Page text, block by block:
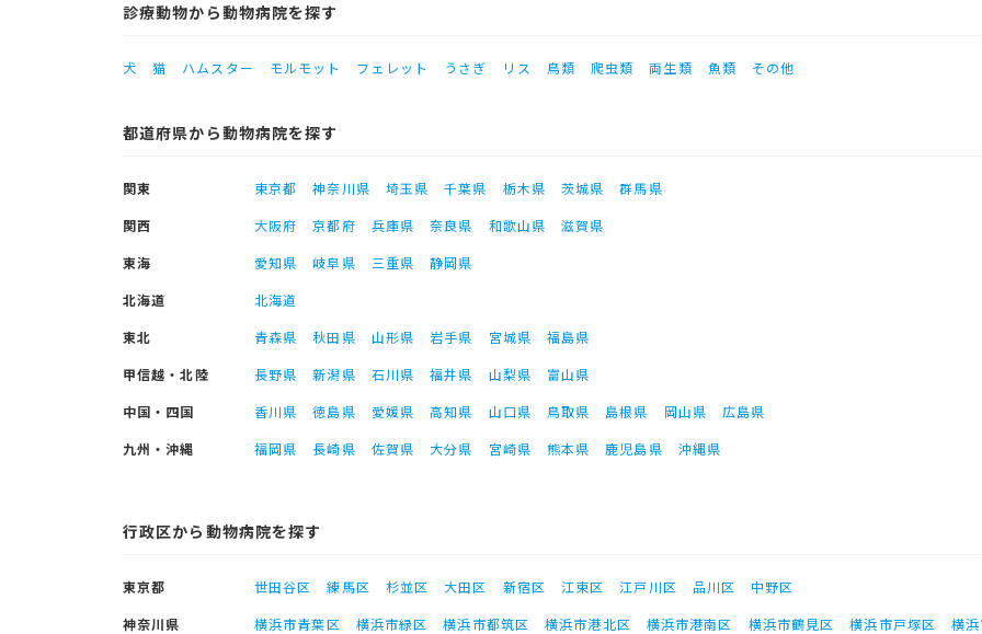
診療動物から動物病院を探す
犬 猫 ハムスター モルモット フェレット うさぎ リス 鳥類 爬虫類 両生類 魚類 その他
都道府県から動物病院を探す
関東 東京都 神奈川県 埼玉県 千葉県 栃木県 茨城県
群馬県
関西
大阪府 京都府 兵庫県 奈良県 和歌山県
滋賀県
東海
愛知県 岐阜県 三重県
静岡県
北海道
北海道
東北
青森県 秋田県 山形県 岩手県 宮城県
福島県
甲信越・北陸
長野県 新潟県 石川県 福井県 山梨県
富山県
中国・四国
香川県 徳島県 愛媛県 高知県 山口県 鳥取県 島根県 岡山県
広島県
九州・沖縄
福岡県 長崎県 佐賀県 大分県 宮崎県 熊本県 鹿児島県 沖縄県
行政区から動物病院を探す
東京都 世田谷区 練馬区 杉並区 大田区 新宿区 江東区 江戸川区 品川区
中野区
神奈川県
横浜市青葉区 横浜市緑区 横浜市都筑区 横浜市港北区 横浜市港南区 横浜市鶴見区 横浜市戸塚区
横